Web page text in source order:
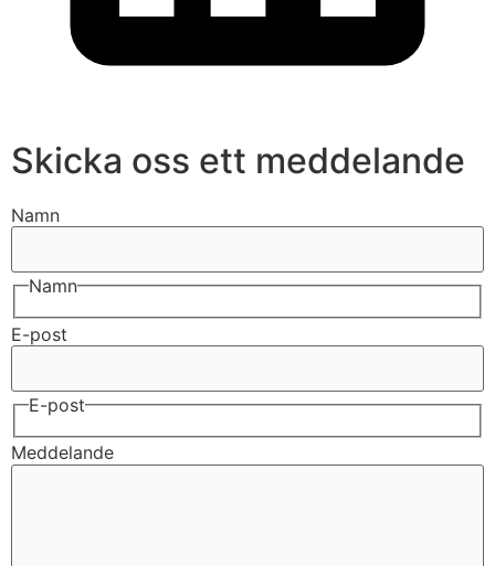
Skicka oss ett meddelande
Namn
Namn
E-post
E-post
Meddelande